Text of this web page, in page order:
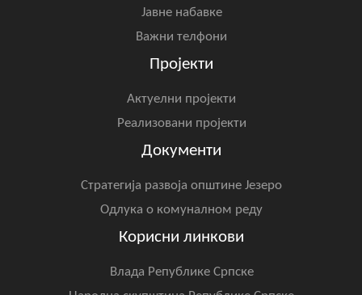
Јавне набавке
Важни телфони
Пројекти
Актуелни пројекти
Реализовани пројекти
Документи
Стратегија развоја општине Језеро
Одлука о комуналном реду
Корисни линкови
Влада Републике Српске